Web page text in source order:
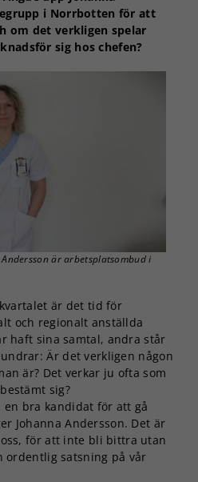
i Norrbotten för att
om det verkligen spelar
sig hos chefen?
är arbetsplatsombud i
är det tid för
och regionalt anställda
haft sina samtal, andra står
Är det verkligen någon
är? Det verkar ju ofta som
sig?
en bra kandidat för att gå
Johanna Andersson. Det är
för att inte bli bittra utan
ordentlig satsning på vår